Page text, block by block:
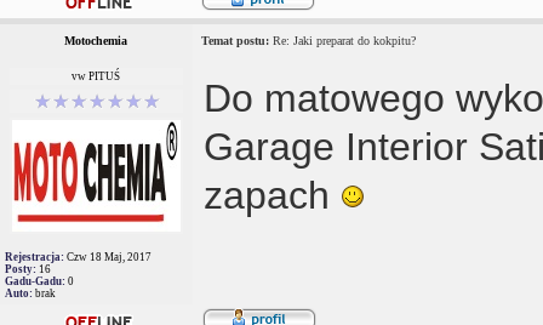
Motochemia Temat postu: Re: Jaki preparat do kokpitu?
vw PITUŚ
Rejestracja: Czw 18 Maj, 2017
Posty: 16
Gadu-Gadu: 0
Auto: brak
Do matowego
Garage Interior
zapach